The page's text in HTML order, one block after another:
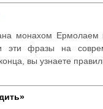
монахом Ермолаем
эти фразы на
вы узнаете